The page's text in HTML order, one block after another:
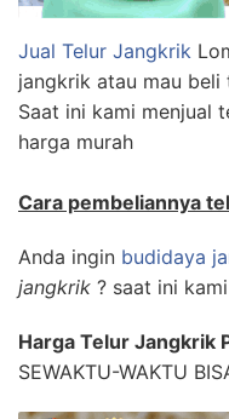
Jual Telur Jangkrik
jangkrik atau mau
Saat ini kami menjual
harga murah
Cara pembeliannya
Anda ingin budidaya
jangkrik ? saat ini
Harga Telur Jangkrik
SEWAKTU-WAKTU